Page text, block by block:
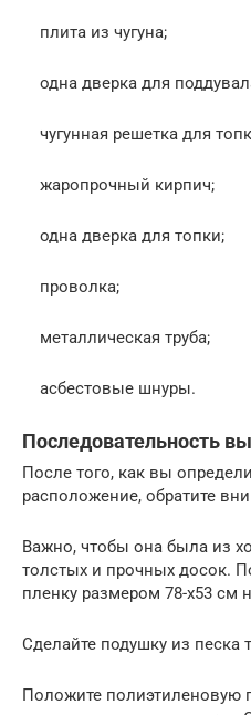
плита из чугуна;
одна дверка для
чугунная решетка для
жаропрочный кирпич;
одна дверка для топки;
проволка;
металлическая труба;
асбестовые шнуры.
Последовательность
После того, как вы
расположение, обратите
Важно, чтобы она была из
толстых и прочных досок.
пленку размером 78-х53 см
Сделайте подушку из песка
Положите полиэтиленовую